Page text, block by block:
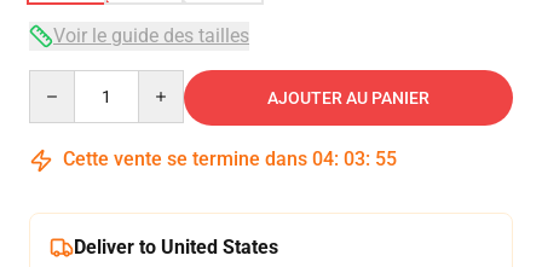
Voir le guide des tailles
AJOUTER AU PANIER
Cette vente se termine dans 04: 03: 54
Deliver to United States